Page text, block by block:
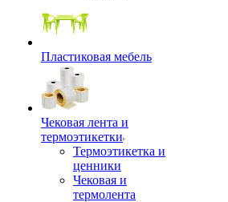
Пластиковая мебель
Чековая лента и
термоэтикетки
Термоэтикетка и
ценники
Чековая и
термолента